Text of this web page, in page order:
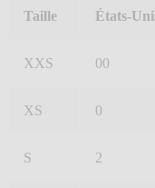
Taille États-
XXS 00
XS 0
S 2